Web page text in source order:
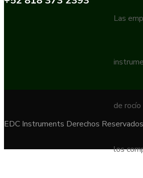
Las
de
los
EDC Instruments Derechos